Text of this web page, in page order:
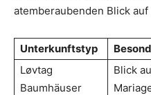
atemberaubenden Blick
Unterkunftstyp
Løvtag
Baumhäuser
Blick